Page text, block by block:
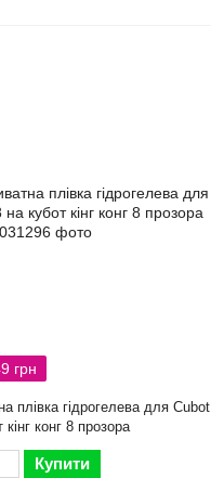
грн
плівка гідрогелева для Cubot
конг 8 прозора
Купити